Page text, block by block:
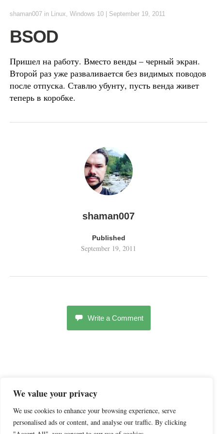
We value your privacy
We use cookies to enhance your browsing experience, serve
personalised ads or content, and analyse our traffic. By clicking
shaman007 in Linux, Windows 10 September 19, 2011
BSOD
Пришел на работу. Вместо венды – черный экран.
Второй раз уже разваливается без видимых поводов
после отпуска. Ставлю убунту, пусть венда живет
теперь в коробке.
shaman007
Published
September 19, 2011
Write a Comment